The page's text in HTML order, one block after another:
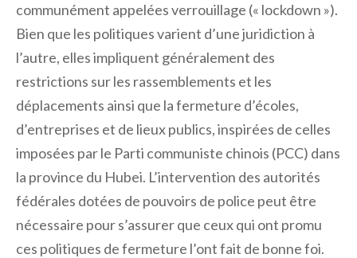
communément appelées verrouillage (« lockdown »).
Bien que les politiques varient d’une juridiction à
l’autre, elles impliquent généralement des
restrictions sur les rassemblements et les
déplacements ainsi que la fermeture d’écoles,
d’entreprises et de lieux publics, inspirées de celles
imposées par le Parti communiste chinois (PCC) dans
la province du Hubei. L’intervention des autorités
fédérales dotées de pouvoirs de police peut être
nécessaire pour s’assurer que ceux qui ont promu
ces politiques de fermeture l’ont fait de bonne foi.